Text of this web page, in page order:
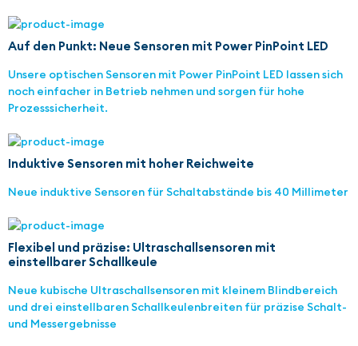
Auf den Punkt: Neue Sensoren mit Power PinPoint LED
Unsere optischen Sensoren mit Power PinPoint LED lassen sich
noch einfacher in Betrieb nehmen und sorgen für hohe
Prozesssicherheit.
Induktive Sensoren mit hoher Reichweite
Neue induktive Sensoren für Schaltabstände bis 40 Millimeter
Flexibel und präzise: Ultraschallsensoren mit
einstellbarer Schallkeule
Neue kubische Ultraschallsensoren mit kleinem Blindbereich
und drei einstellbaren Schallkeulenbreiten für präzise Schalt-
und Messergebnisse